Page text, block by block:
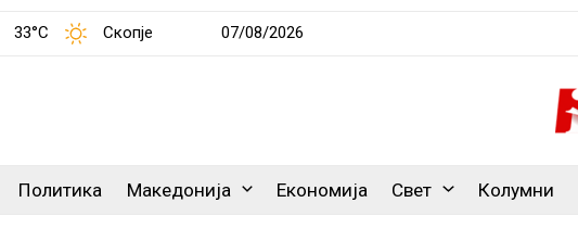
33°C Скопје 07/08/2026
Политика Македонија Економија Свет Колумни